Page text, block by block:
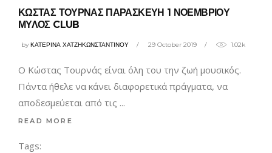
ΚΩΣΤΑΣ ΤΟΥΡΝΑΣ ΠΑΡΑΣΚΕΥΗ 1 ΝΟΕΜΒΡΙΟΥ
ΜΥΛΟΣ CLUB
byΚΑΤΕΡΙΝΑ ΧΑΤΖΗΚΩΝΣΤΑΝΤΙΝΟΥ 29 October 2019 1.02k
Ο Κώστας Τουρνάς είναι όλη του την ζωή μουσικός.
Πάντα ήθελε να κάνει διαφορετικά πράγματα, να
αποδεσμεύεται από τις
READ MORE
Tags: